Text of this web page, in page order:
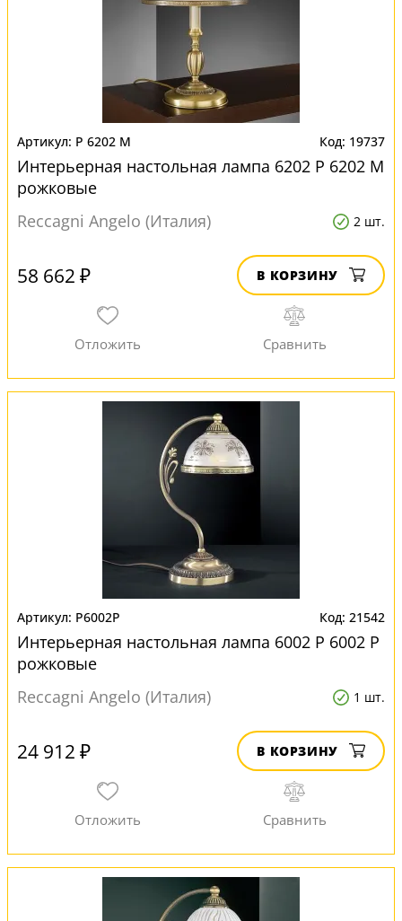
P 6202 M 19737
Интерьерная настольная лампа 6202 P 6202 M
рожковые
Reccagni Angelo (Италия)
2 шт.
58 662 ₽ В КОРЗИНУ
P6002P 21542
Интерьерная настольная лампа 6002 P 6002 P
рожковые
Reccagni Angelo (Италия)
1 шт.
24 912 ₽ В КОРЗИНУ